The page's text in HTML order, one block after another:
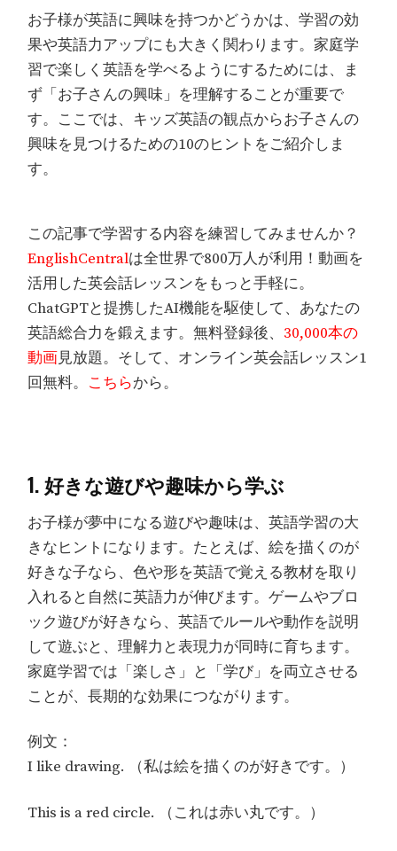
お子様が英語に興味を持つかどうかは、学習の効
果や英語力アップにも大きく関わります。家庭学
習で楽しく英語を学べるようにするためには、ま
ず「お子さんの興味」を理解することが重要で
す。ここでは、キッズ英語の観点からお子さんの
興味を見つけるための10のヒントをご紹介しま
す。
この記事で学習する内容を練習してみませんか？
EnglishCentralは全世界で800万人が利用！動画を
活用した英会話レッスンをもっと手軽に。
ChatGPTと提携したAI機能を駆使して、あなたの
英語総合力を鍛えます。無料登録後、 30,000本の
動画見放題。そして、オンライン英会話レッスン1
回無料。 こちらから。
1. 好きな遊びや趣味から学ぶ
お子様が夢中になる遊びや趣味は、英語学習の大
きなヒントになります。たとえば、絵を描くのが
好きな子なら、色や形を英語で覚える教材を取り
入れると自然に英語力が伸びます。ゲームやブロ
ック遊びが好きなら、英語でルールや動作を説明
して遊ぶと、理解力と表現力が同時に育ちます。
家庭学習では「楽しさ」と「学び」を両立させる
ことが、長期的な効果につながります。
例文：
I like drawing. （私は絵を描くのが好きです。）
This is a red circle. （これは赤い丸です。）